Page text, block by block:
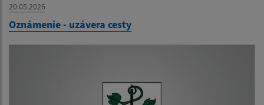
20.05.2026
Oznámenie - uzávera cesty